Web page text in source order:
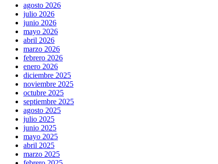
agosto 2026
julio 2026
junio 2026
mayo 2026
abril 2026
marzo 2026
febrero 2026
enero 2026
diciembre 2025
noviembre 2025
octubre 2025
septiembre 2025
agosto 2025
julio 2025
junio 2025
mayo 2025
abril 2025
marzo 2025